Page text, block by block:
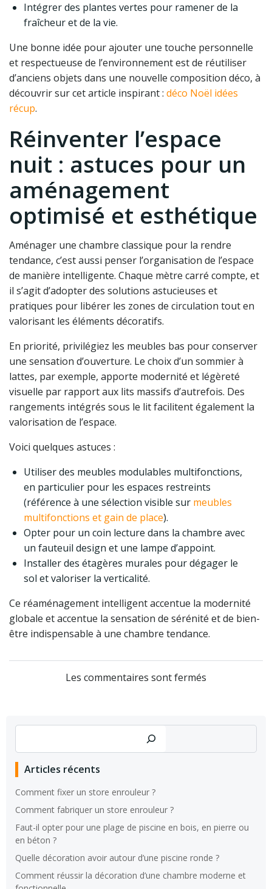
Intégrer des plantes vertes pour ramener de la
fraîcheur et de la vie.
Une bonne idée pour ajouter une touche personnelle
et respectueuse de l’environnement est de réutiliser
d’anciens objets dans une nouvelle composition déco, à
découvrir sur cet article inspirant : déco Noël idées
récup.
Réinventer l’espace
nuit : astuces pour un
aménagement
optimisé et esthétique
Aménager une chambre classique pour la rendre
tendance, c’est aussi penser l’organisation de l’espace
de manière intelligente. Chaque mètre carré compte, et
il s’agit d’adopter des solutions astucieuses et
pratiques pour libérer les zones de circulation tout en
valorisant les éléments décoratifs.
En priorité, privilégiez les meubles bas pour conserver
une sensation d’ouverture. Le choix d’un sommier à
lattes, par exemple, apporte modernité et légèreté
visuelle par rapport aux lits massifs d’autrefois. Des
rangements intégrés sous le lit facilitent également la
valorisation de l’espace.
Voici quelques astuces :
Utiliser des meubles modulables multifonctions,
en particulier pour les espaces restreints
(référence à une sélection visible sur meubles
multifonctions et gain de place).
Opter pour un coin lecture dans la chambre avec
un fauteuil design et une lampe d’appoint.
Installer des étagères murales pour dégager le
sol et valoriser la verticalité.
Ce réaménagement intelligent accentue la modernité
globale et accentue la sensation de sérénité et de bien-
être indispensable à une chambre tendance.
Les commentaires sont fermés
Articles récents
Comment fixer un store enrouleur ?
Comment fabriquer un store enrouleur ?
Faut-il opter pour une plage de piscine en bois, en pierre ou
en béton ?
Quelle décoration avoir autour d’une piscine ronde ?
Comment réussir la décoration d’une chambre moderne et